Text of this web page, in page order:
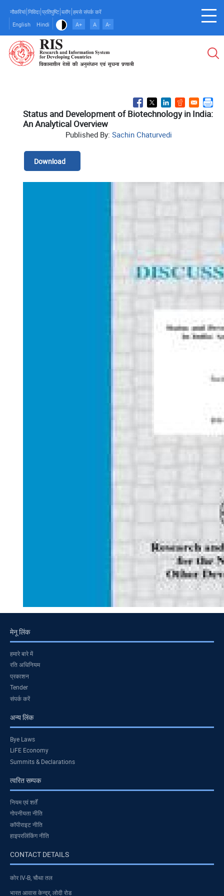
main
content
नौकरियां निविदा प्रतिपुष्टि ब्लॉग हमसे संपर्क करें
English
Hindi A+ A A-
Status and Development of Biotechnology in India:
An Analytical Overview
Published By:Sachin Chaturvedi
Download
मेनू लिंक
हमारे बारे में
रति अधिनियम
प्रकाशन
Tender
संपर्क करें
अन्य लिंक
Bye Laws
LiFE Economy
Summits & Declarations
त्वरित सम्पक
नियम एवं शर्तें
गोपनीयता नीति
कॉपीराइट नीति
हाइपरलिंकिंग नीति
CONTACT DETAILS
कोर IV-B, चौथा तल
भारत आवास केन्द्र, लोदी रोड